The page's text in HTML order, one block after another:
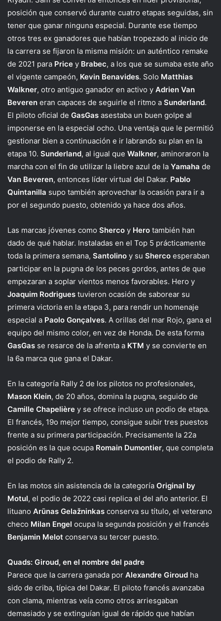
posición que conservó durante cuatro etapas seguidas, sin
tener que ganar ninguna especial. Durante ese tiempo
otros tres ex ganadores que habían tropezado al inicio de
la carrera se fijaron la misma misión: un auténtico remake
de 2021 para Price y Brabec, a los que se sumaba este año
el vigente campeón, Kevin Benavides. Solo Matthias
Walkner, otro antiguo ganador en activo y Adrien Van
Beveren eran capaces de seguirle el ritmo a Sunderland.
El piloto oficial de GasGas asestaba un buen golpe al
imponerse en la especial ocho. Una ventaja que le permitió
gestionar bien a continuación e ir labrando su plan en la
etapa 10. Sunderland, al igual que Walkner, aminoraron la
marcha con el fin de utilizar la liebre azul de la Yamaha de
Van Beveren, entonces líder virtual del Dakar. Pablo
Quintanilla supo también aprovechar la ocasión para ir a
por el segundo puesto, obtenido ya hace dos años.
Las marcas jóvenes como Sherco y Hero también han
dado de qué hablar. Instaladas en el Top 5 prácticamente
toda la primera semana, Santolino y su Sherco esperaban
participar en la pugna de los peces gordos, antes de que
empezaran a soplar vientos menos favorables. Hero y
Joaquim Rodrigues tuvieron ocasión de saborear su
primera victoria en la etapa 3, para rendir un homenaje
especial a Paolo Gonçalves. A orillas del mar Rojo, gana el
equipo del mismo color, en vez de Honda. De esta forma
GasGas se resarce de la afrenta a KTM y se convierte en
la 6a marca que gana el Dakar.
En la categoría Rally 2 de los pilotos no profesionales,
Mason Klein, de 20 años, domina la pugna, seguido de
Camille Chapelière y se ofrece incluso un podio de etapa.
El francés, 19o mejor tiempo, consigue subir tres puestos
frente a su primera participación. Precisamente la 22a
posición es la que ocupa Romain Dumontier, que completa
el podio de Rally 2.
En las motos sin asistencia de la categoría Original by
Motul, el podio de 2022 casi replica el del año anterior. El
lituano Arūnas Gelažninkas conserva su título, el veterano
checo Milan Engel ocupa la segunda posición y el francés
Benjamin Melot conserva su tercer puesto.
Quads: Giroud, en el nombre del padre
Parece que la carrera ganada por Alexandre Giroud ha
sido de criba, típica del Dakar. El piloto francés avanzaba
con clama, mientras veía como otros arriesgaban
demasiado y se extinguían igual de rápido que habían